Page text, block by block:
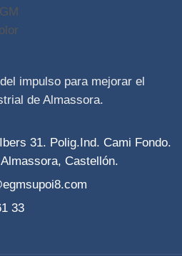
impulso para mejorar el
de Almassora.
31. Polig.Ind. Cami Fondo.
Castellón.
33